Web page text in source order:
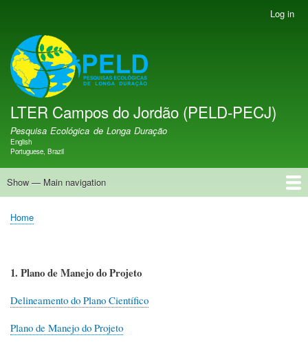
account
menu
Log in
LTER PELD-PECJ
LTER Campos do Jordão (PELD-PECJ)
Pesquisa Ecológica de Longa Duração
Language switcher
English
Portuguese, Brazil
Main
Show — Main navigation
Home
Banco de Dados
Oportunidades
Projetos de Pesquisa
Sítio de Pesquisa
Equipe
Notícias
Publicações
GMBA LAC Hub
Map
Breadcrumb
Home
1. Plano de Manejo do Projeto
Delineamento do Plano Científico
Plano de Manejo do Projeto